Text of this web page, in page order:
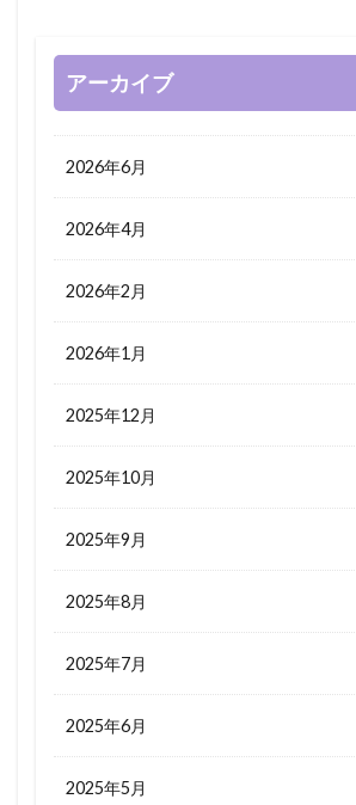
アーカイブ
2026年6月
2026年4月
2026年2月
2026年1月
2025年12月
2025年10月
2025年9月
2025年8月
2025年7月
2025年6月
2025年5月